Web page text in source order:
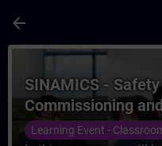
arrow_back
Kurs -
SINAMICS -
Commissioning
face Training)
Learning Event -